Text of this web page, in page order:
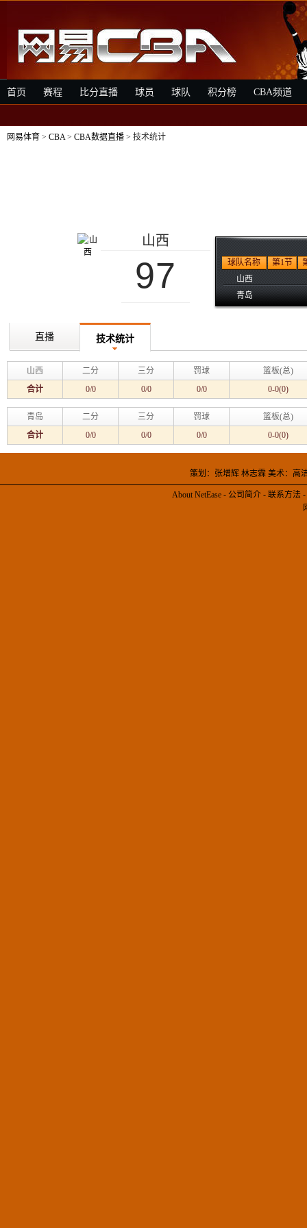
首页 赛程 比分直播 球员 球队 积分榜 CBA频道
网易体育 > CBA> CBA数据直播 > 技术统计
山西
97 球队名称 第1节
山西
青岛
直播 技术统计
山西 二分 三分 罚球
篮板(总)
合计
0/0 0/0 0/0 0-0(0)
青岛 二分 三分 罚球
篮板(总)
合计
0/0 0/0 0/0 0-0(0)
策划：张增辉 林志霖 美术：
About NetEase - 公司简介 - 联系方法 -